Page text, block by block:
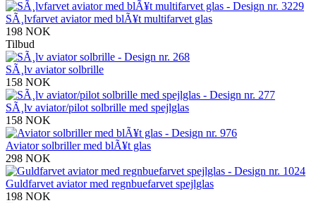
SÃ¸lvfarvet aviator med blÃ¥t multifarvet glas
198 NOK
Tilbud
SÃ¸lv aviator solbrille
158 NOK
SÃ¸lv aviator/pilot solbrille med spejlglas
158 NOK
Aviator solbriller med blÃ¥t glas
298 NOK
Guldfarvet aviator med regnbuefarvet spejlglas
198 NOK